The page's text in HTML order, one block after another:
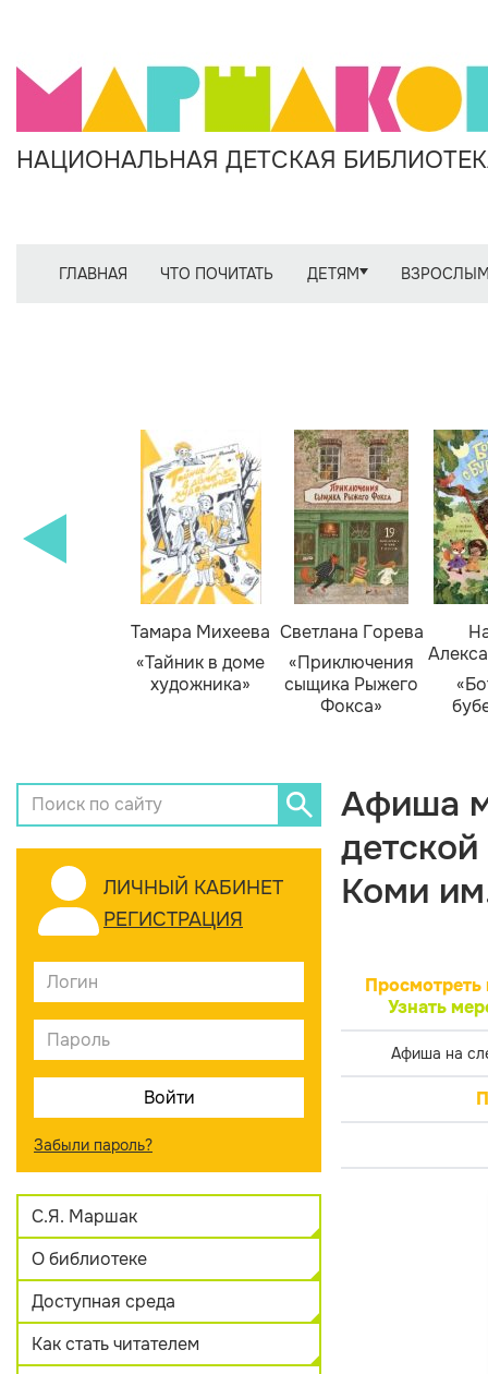
НАЦИОНАЛЬНАЯ ДЕТСКАЯ
ГЛАВНАЯ ЧТО ПОЧИТАТЬ ДЕТЯМ
Тамара Михеева
«Тайник в доме
художника»
Светлана Горева
«Приключения
сыщика Рыжего
Фокса»
ЛИЧНЫЙ КАБИНЕТ
РЕГИСТРАЦИЯ
Забыли пароль?
С.Я. Маршак
О библиотеке
Доступная среда
Как стать читателем
Афиша
Коми
Просмотреть
Узнать
Афиша на